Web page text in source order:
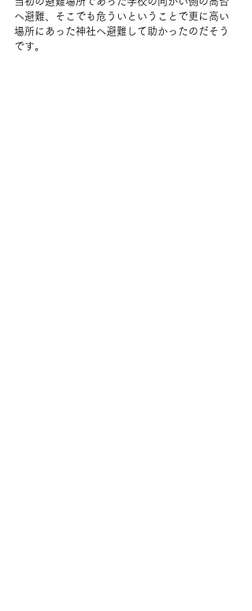
へ避難、そこでも危ういということで更に高い
場所にあった神社へ避難して助かったのだそう
です。